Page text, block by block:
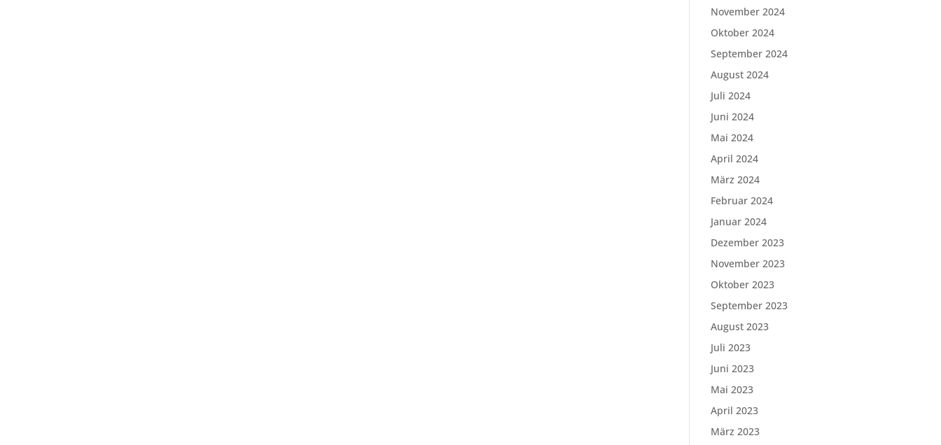
November 2024
Oktober 2024
September 2024
August 2024
Juli 2024
Juni 2024
Mai 2024
April 2024
März 2024
Februar 2024
Januar 2024
Dezember 2023
November 2023
Oktober 2023
September 2023
August 2023
Juli 2023
Juni 2023
Mai 2023
April 2023
März 2023